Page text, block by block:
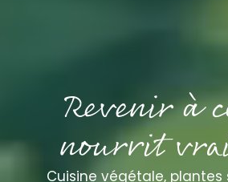
Revenir à
nourrit
Cuisine végétale,